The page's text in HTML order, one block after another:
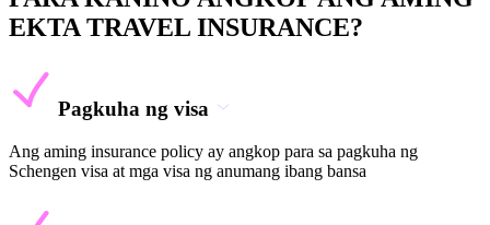
EKTA TRAVEL INSURANCE?
Pagkuha ng visa
Ang aming insurance policy ay angkop para sa pagkuha ng
Schengen visa at mga visa ng anumang ibang bansa